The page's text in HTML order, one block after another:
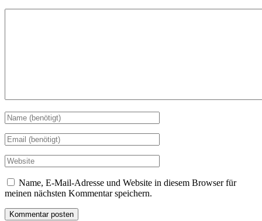
Name, E-Mail-Adresse und Website in diesem Browser für
meinen nächsten Kommentar speichern.